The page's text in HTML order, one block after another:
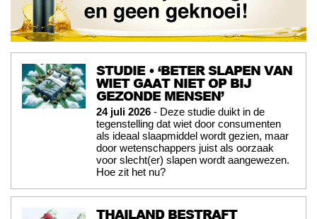
STUDIE • ‘BETER SLAPEN VAN
WIET GAAT NIET OP BIJ
GEZONDE MENSEN’
24 juli 2026 - Deze studie duikt in de
tegenstelling dat wiet door consumenten
als ideaal slaapmiddel wordt gezien, maar
door wetenschappers juist als oorzaak
voor slecht(er) slapen wordt aangewezen.
Hoe zit het nu?
THAILAND BESTRAFT